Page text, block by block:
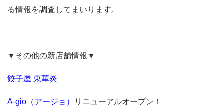
る情報を調査してまいります。
▼その他の新店舗情報▼
餃子屋 東華炎
A-gio（アージョ） リニューアルオープン！